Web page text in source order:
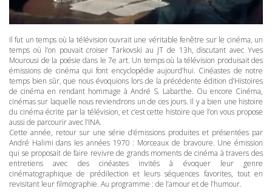
Il fut un temps où la télévision ouvrait une véritable fenêtre sur le cinéma, un
temps où l’on pouvait croiser Tarkovski au JT de 13h, discutant avec Yves
Mourousi de la poésie dans le 7e art. Un temps où la télévision produisait des
émissions de cinéma qui font encyclopédie aujourd’hui. Cinéastes de notre
temps bien sûr, que nous évoquions lors de la précédente édition d’Histoires
de cinéma en rendant hommage à André S. Labarthe. Ou encore Cinéma,
cinémas sur laquelle nous reviendrons un de ces jours. Il y a bien une histoire
du cinéma écrite par la télévision, et c’est cette histoire que l’on vous propose
aussi de parcourir avec l’INA.
Cette année, retour sur une série d’émissions produites et présentées par
André Halimi dans les années 1970 : Morceaux de bravoure. Une émission
qui se proposait de faire revivre de grands moments de cinéma à travers des
entretiens avec des cinéastes invités à évoquer leur genre
cinématographique de prédilection et leurs séquences favorites, tout en
revisitant leur filmographie. Au programme : de l’amour et de l’humour.